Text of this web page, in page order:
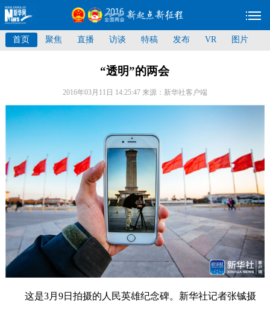
首页 聚焦 直播 访谈 特稿 发布 VR 图片
“透明”的两会
2016年03月11日 14:25:47 来源：新华社客户端
这是3月9日拍摄的人民英雄纪念碑。新华社记者张铖摄